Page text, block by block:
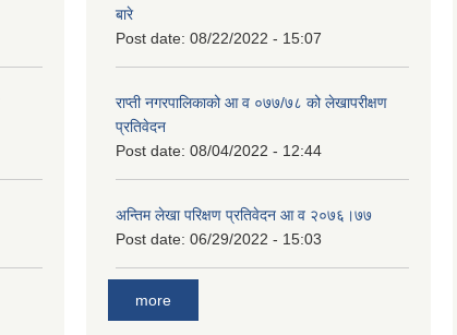
बारे
Post date: 08/22/2022 - 15:07
राप्ती नगरपालिकाको आ व ०७७/७८ को लेखापरीक्षण
प्रतिवेदन
Post date: 08/04/2022 - 12:44
अन्तिम लेखा परिक्षण प्रतिवेदन आ व २०७६।७७
Post date: 06/29/2022 - 15:03
more